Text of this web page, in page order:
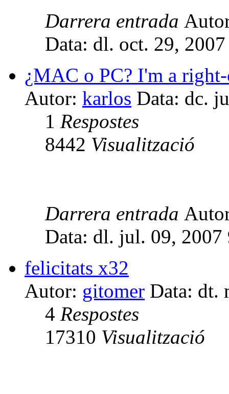
Darrera entrada
Data: dl. oct. 29,
¿MAC o PC? I'm a
Autor: karlos Data: dc.
1 Respostes
8442 Visualització
Darrera entrada
Data: dl. jul. 09, 2007
felicitats x32
Autor: gitomer Data: dt.
4 Respostes
17310 Visualització